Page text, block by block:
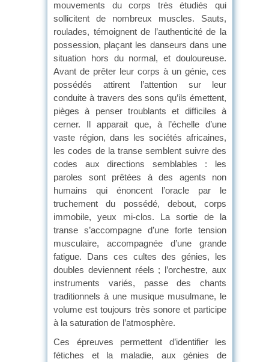
mouvements du corps très étudiés qui
sollicitent de nombreux muscles. Sauts,
roulades, témoignent de l’authenticité de la
possession, plaçant les danseurs dans une
situation hors du normal, et douloureuse.
Avant de prêter leur corps à un génie, ces
possédés attirent l’attention sur leur
conduite à travers des sons qu’ils émettent,
pièges à penser troublants et difficiles à
cerner. Il apparait que, à l’échelle d’une
vaste région, dans les sociétés africaines,
les codes de la transe semblent suivre des
codes aux directions semblables : les
paroles sont prêtées à des agents non
humains qui énoncent l’oracle par le
truchement du possédé, debout, corps
immobile, yeux mi-clos. La sortie de la
transe s’accompagne d’une forte tension
musculaire, accompagnée d’une grande
fatigue. Dans ces cultes des génies, les
doubles deviennent réels ; l’orchestre, aux
instruments variés, passe des chants
traditionnels à une musique musulmane, le
volume est toujours très sonore et participe
à la saturation de l’atmosphère.
Ces épreuves permettent d’identifier les
fétiches et la maladie, aux génies de